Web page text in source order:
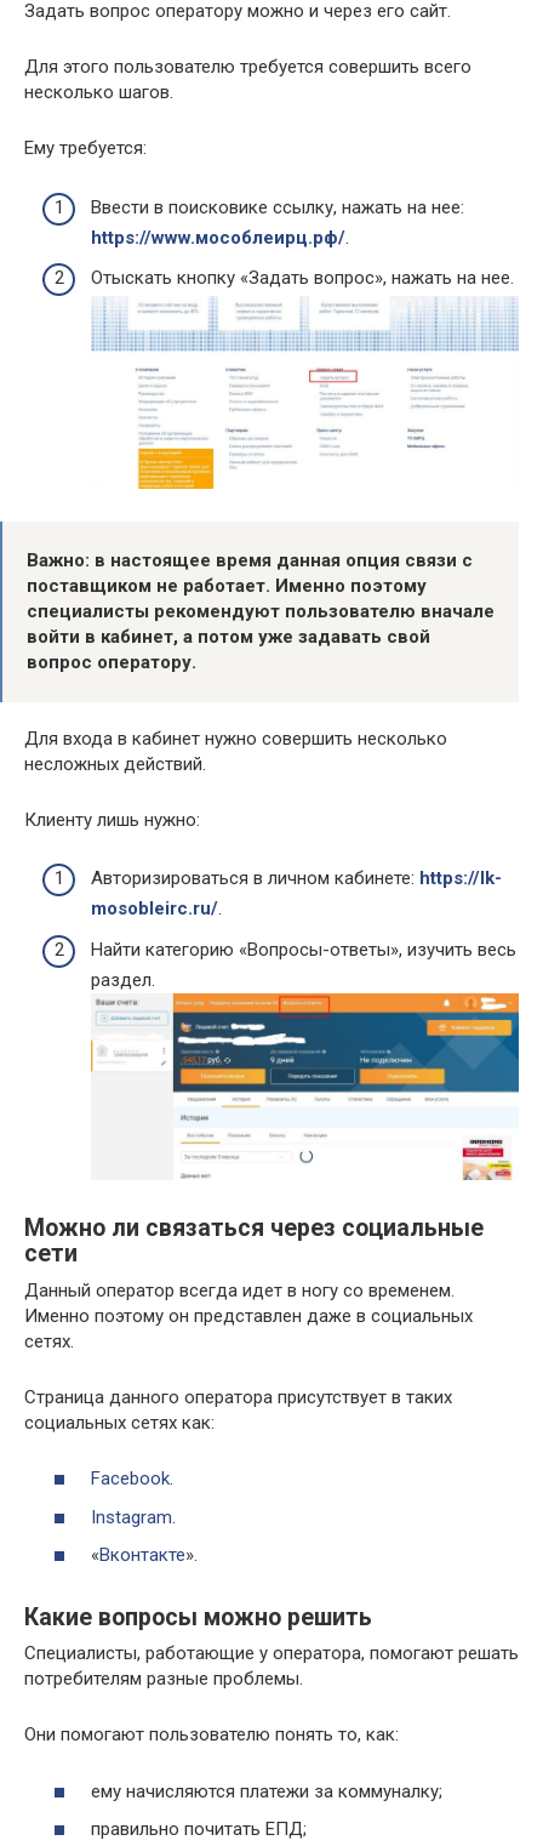
Задать вопрос оператору можно и через его сайт.
Для этого пользователю требуется совершить всего
несколько шагов.
Ему требуется:
Ввести в поисковике ссылку, нажать на нее:
https://www.мособлеирц.рф/.
Отыскать кнопку «Задать вопрос», нажать на нее.
Важно: в настоящее время данная опция связи с
поставщиком не работает. Именно поэтому
специалисты рекомендуют пользователю вначале
войти в кабинет, а потом уже задавать свой
вопрос оператору.
Для входа в кабинет нужно совершить несколько
несложных действий.
Клиенту лишь нужно:
Авторизироваться в личном кабинете: https://lk-
mosobleirc.ru/.
Найти категорию «Вопросы-ответы», изучить весь
раздел.
Можно ли связаться через социальные
сети
Данный оператор всегда идет в ногу со временем.
Именно поэтому он представлен даже в социальных
сетях.
Страница данного оператора присутствует в таких
социальных сетях как:
Facebook.
Instagram.
«Вконтакте».
Какие вопросы можно решить
Специалисты, работающие у оператора, помогают решать
потребителям разные проблемы.
Они помогают пользователю понять то, как:
ему начисляются платежи за коммуналку;
правильно почитать ЕПД;